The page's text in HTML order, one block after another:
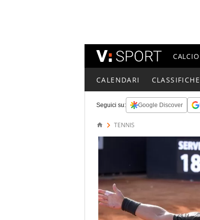
CALCIO
CALENDARI CLASSIFICHE
Seguici su: Google Discover
TENNIS